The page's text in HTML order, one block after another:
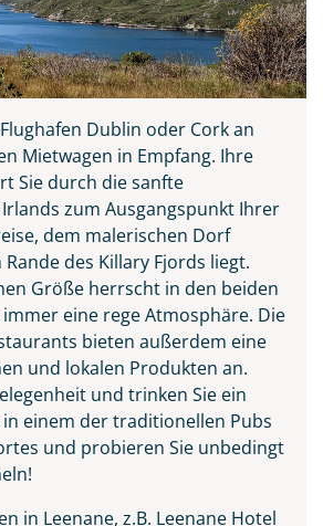
grüne Insel
Dublin oder Cork an
Mietwagen in Empfang. Ihre
Sie durch die sanfte
zum Ausgangspunkt Ihrer
dem malerischen Dorf
Rande des Killary Fjords liegt.
Größe herrscht in den beiden
eine rege Atmosphäre. Die
bieten außerdem eine
und lokalen Produkten an.
und trinken Sie ein
einem der traditionellen Pubs
und probieren Sie unbedingt
in Leenane, z.B. Leenane Hotel